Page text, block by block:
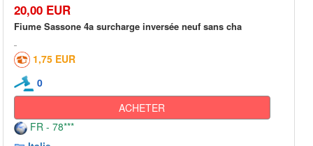
20,00 EUR
Fiume Sassone 4a surcharge inversée neuf sans cha
1,75 EUR
0
ACHETER
FR - 78***